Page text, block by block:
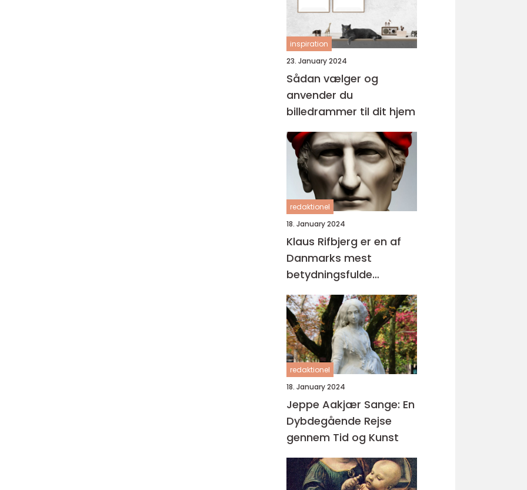
inspiration
23. January 2024
Sådan vælger og
anvender du
billedrammer til dit hjem
redaktionel
18. January 2024
Klaus Rifbjerg er en af
Danmarks mest
betydningsfulde
forfattere og digtere,
der har skabt en
imponerende samling af
bøger i sin karriere
redaktionel
18. January 2024
Jeppe Aakjær Sange: En
Dybdegående Rejse
gennem Tid og Kunst